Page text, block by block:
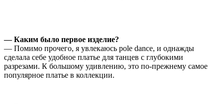
—Каким было первое изделие?
— Помимо прочего, я увлекаюсь pole dance, и однажды
сделала себе удобное платье для танцев с глубокими
разрезами. К большому удивлению, это по-прежнему самое
популярное платье в коллекции.